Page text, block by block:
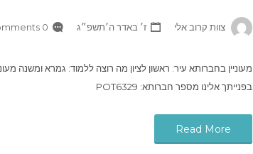
צוות קרוב אלי ז׳ באדר ה׳תשפ״ג 0 Comments
מעוניין בחברותא עיר: ראשון לציון מה רוצה ללמוד: גמרא ומשנה
בפנייתך אלינו מספר חברותא: POT6329
Read More